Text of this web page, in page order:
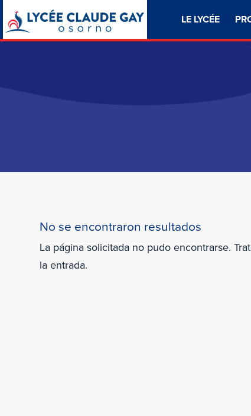
LE LYCÉE
No se encontraron resultados
La página solicitada no pudo encontrarse.
la entrada.